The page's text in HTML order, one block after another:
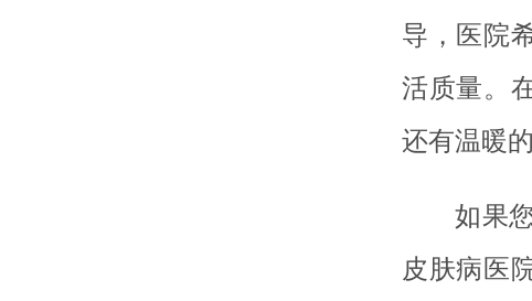
导，医院
活质量。
还有温暖
如果
皮肤病医